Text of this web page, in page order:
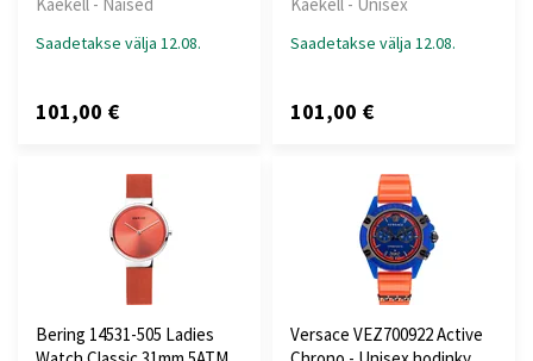
Saadetakse välja 12.08.
101,00 €
Saadetakse välja 12.08.
101,00 €
Bering 14531-505 Ladies
Versace VEZ700922 Active